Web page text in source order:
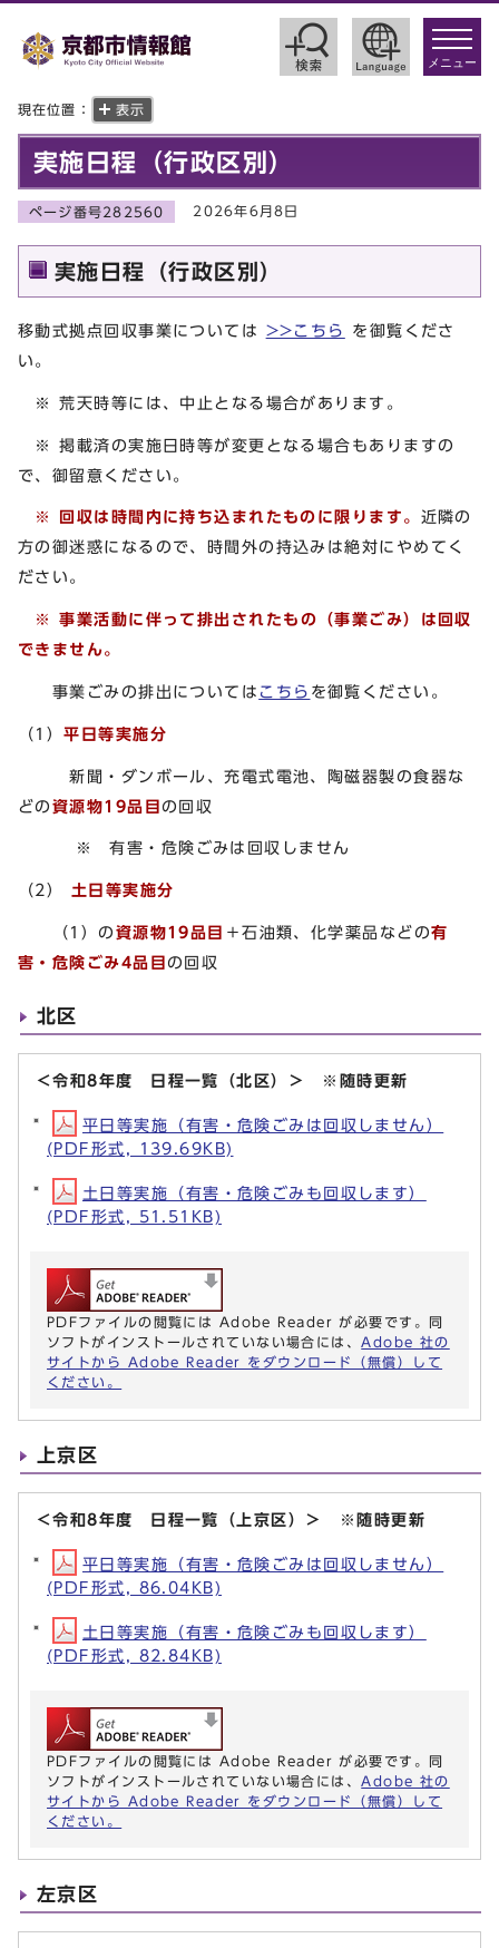
toggle
メニュー
現在位置： 表示
実施日程（行政区別）
ページ番号282560 2026年6月8日
実施日程（行政区別）
移動式拠点回収事業については >>こちら
を御覧くださ
い。
※ 荒天時等には、中止となる場合があります。
※ 掲載済の実施日時等が変更となる場合もありますの
で、御留意ください。
※ 回収は時間内に持ち込まれたものに限ります。 近隣の
方の御迷惑になるので、時間外の持込みは絶対にやめてく
ださい。
※事業活動に伴って排出されたもの（事業ごみ）は回収
できません。
事業ごみの排出については こちら を御覧ください。
（1）平日等実施分
新聞・ダンボール、充電式電池、陶磁器製の食器な
どの 資源物19品目 の回収
※ 有害・危険ごみは回収しません
（2） 土日等実施分
（1）の 資源物19品目 ＋石油類、化学薬品などの有
害・危険ごみ4品目 の回収
北区
＜令和8年度 日程一覧（北区）＞ ※随時更新
平日等実施（有害・危険ごみは回収しません）
(PDF形式, 139.69KB)
土日等実施（有害・危険ごみも回収します）
(PDF形式, 51.51KB)
PDFファイルの閲覧には Adobe Reader が必要です。同
ソフトがインストールされていない場合には、 Adobe 社の
サイトから Adobe Reader をダウンロード（無償）して
ください。
上京区
＜令和8年度 日程一覧（上京区）＞ ※随時更新
平日等実施（有害・危険ごみは回収しません）
(PDF形式, 86.04KB)
土日等実施（有害・危険ごみも回収します）
(PDF形式, 82.84KB)
PDFファイルの閲覧には Adobe Reader が必要です。同
ソフトがインストールされていない場合には、 Adobe 社の
サイトから Adobe Reader をダウンロード（無償）して
ください。
左京区